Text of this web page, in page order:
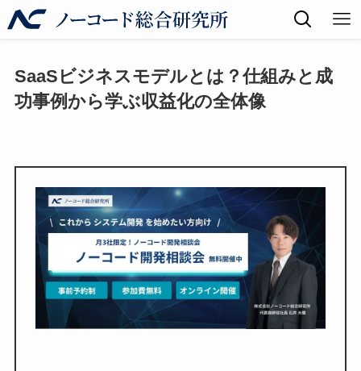
SaaSビジネスモデルとは？仕組みと成
功事例から学ぶ収益化の全体像